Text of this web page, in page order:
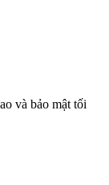
và bảo mật tối